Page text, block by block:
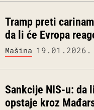
Tramp preti
da li će Evropa
Mašina 19.01.2026.
Sankcije NIS-u: da
opstaje kroz